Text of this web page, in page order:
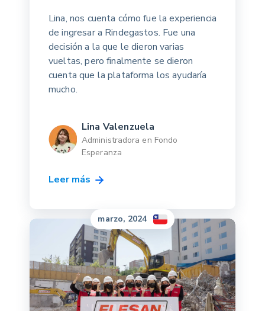
Lina, nos cuenta cómo fue la experiencia
de ingresar a Rindegastos. Fue una
decisión a la que le dieron varias
vueltas, pero finalmente se dieron
cuenta que la plataforma los ayudaría
mucho.
Lina Valenzuela
Administradora en Fondo
Esperanza
Leer más
marzo, 2024